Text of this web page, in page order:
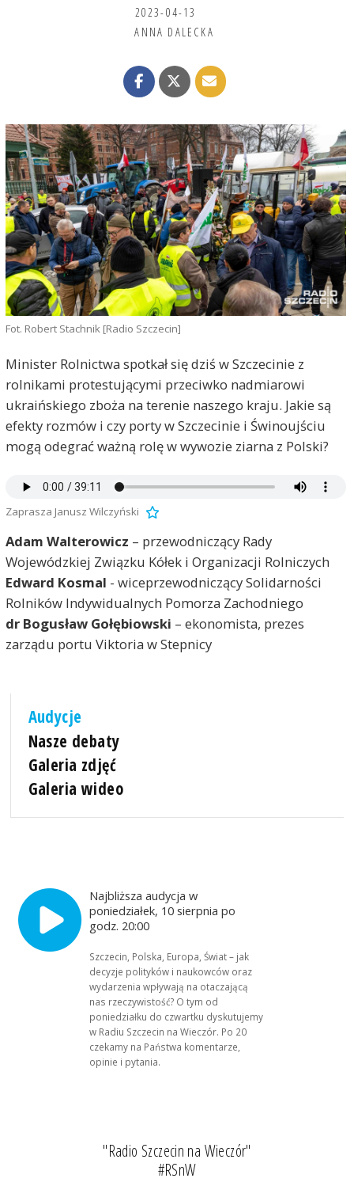
2023-04-13
ANNA DALECKA
Fot. Robert Stachnik [Radio Szczecin]
Minister Rolnictwa spotkał się dziś w Szczecinie z
rolnikami protestującymi przeciwko nadmiarowi
ukraińskiego zboża na terenie naszego kraju. Jakie są
efekty rozmów i czy porty w Szczecinie i Świnoujściu
mogą odegrać ważną rolę w wywozie ziarna z Polski?
Zaprasza Janusz Wilczyński
Adam Walterowicz – przewodniczący Rady
Wojewódzkiej Związku Kółek i Organizacji Rolniczych
Edward Kosmal - wiceprzewodniczący Solidarności
Rolników Indywidualnych Pomorza Zachodniego
dr Bogusław Gołębiowski – ekonomista, prezes
zarządu portu Viktoria w Stepnicy
Audycje
Nasze debaty
Galeria zdjęć
Galeria wideo
Najbliższa audycja w
poniedziałek, 10 sierpnia po
godz. 20:00
Szczecin, Polska, Europa, Świat – jak
decyzje polityków i naukowców oraz
wydarzenia wpływają na otaczającą
nas rzeczywistość? O tym od
poniedziałku do czwartku dyskutujemy
w Radiu Szczecin na Wieczór. Po 20
czekamy na Państwa komentarze,
opinie i pytania.
"Radio Szczecin na Wieczór"
#RSnW